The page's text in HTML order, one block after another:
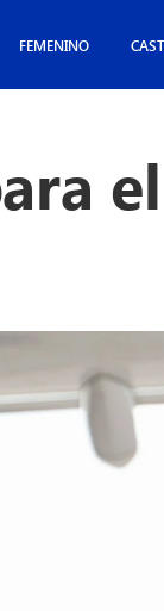
FEMENINO